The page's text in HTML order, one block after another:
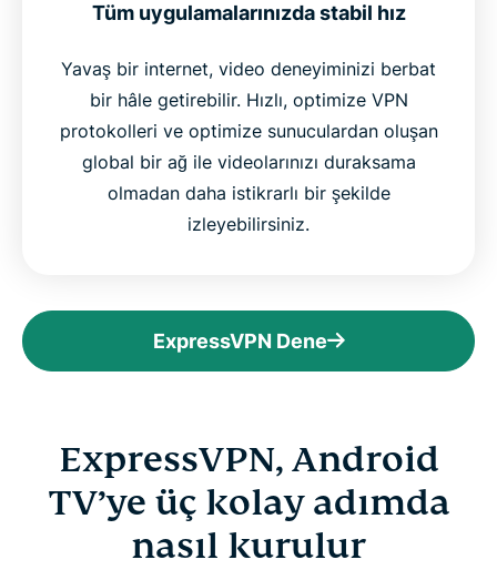
Tüm uygulamalarınızda stabil hız
Yavaş bir internet, video deneyiminizi berbat
bir hâle getirebilir. Hızlı, optimize VPN
protokolleri ve optimize sunuculardan oluşan
global bir ağ ile videolarınızı duraksama
olmadan daha istikrarlı bir şekilde
izleyebilirsiniz.
ExpressVPN Dene
ExpressVPN, Android
TV’ye üç kolay adımda
nasıl kurulur